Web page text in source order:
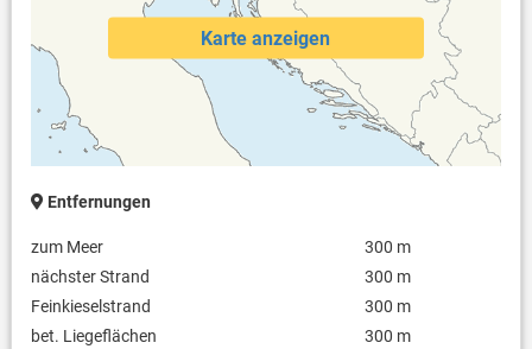
Karte anzeigen
Entfernungen
zum Meer
300 m
nächster Strand
300 m
Feinkieselstrand
300 m
bet. Liegeflächen
300 m